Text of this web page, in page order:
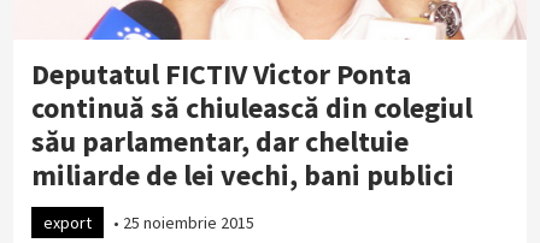
Deputatul FICTIV Victor Ponta
continuă să chiulească din colegiul
său parlamentar, dar cheltuie
miliarde de lei vechi, bani publici
export • 25 noiembrie 2015